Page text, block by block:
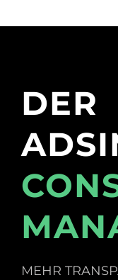
DER
MEHR